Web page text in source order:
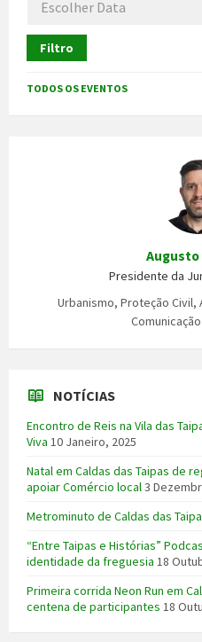
Filtro
TODOS OS EVENTOS
Augusto
Presidente da
Urbanismo, Proteção
NOTÍCIAS
Encontro de Reis na Vila das
Viva 10 Janeiro, 2025
Natal em Caldas das Taipas de
apoiar Comércio local3
Metrominuto de Caldas das
“Entre Taipas e Histórias”
identidade da freguesia 18
Primeira corrida Neon Run em
centena de participantes 18